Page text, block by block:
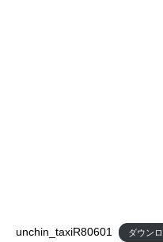
unchin_taxiR80601 ダウン